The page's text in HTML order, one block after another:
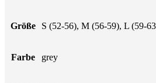
Größe S (52-56), M (56-59), L (59-
Farbe grey